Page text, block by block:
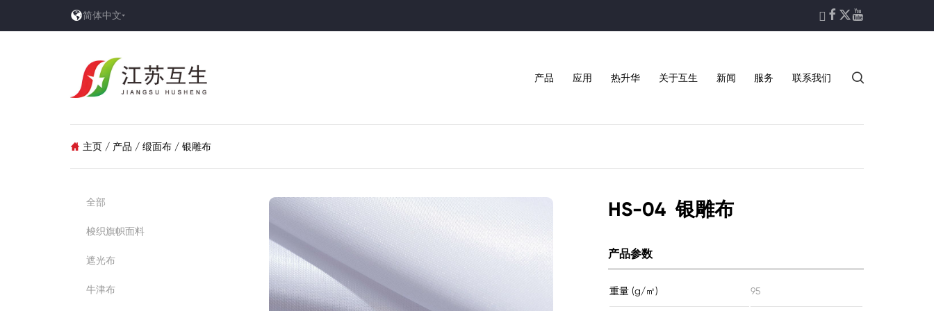
简体中文    
产品 应用 热升华 关于互生 新闻 服务 联系我们 
 主页 / 产品 / 缎面布 / 银雕布
全部
梭织旗帜面料
遮光布
牛津布
HS-04 银雕布
产品参数
重量 (g/㎡) 95